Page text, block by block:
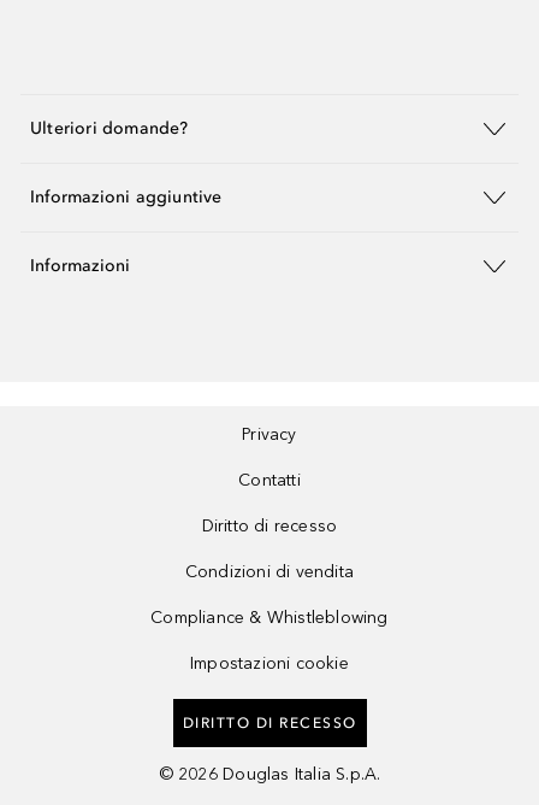
Ulteriori domande?
Informazioni aggiuntive
Informazioni
Privacy
Contatti
Diritto di recesso
Condizioni di vendita
Compliance & Whistleblowing
Impostazioni cookie
DIRITTO DI RECESSO
© 2026 Douglas Italia S.p.A.